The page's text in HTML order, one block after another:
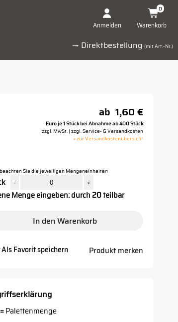
Anmelden Warenkorb
0
→ Direktbestellung (mit Art.-Nr.)
ab 1,60 €
Euro je 1 Stück bei Abnahme ab 400 Stück
zzgl. MwSt. | zzgl. Service- & Versandkosten
> zur Versandkostenübersicht
Sie die jeweiligen Mengeneinheiten
- +
Menge eingeben: durch 20 teilbar
In den Warenkorb
Als Favorit speichern
Platzhalter
Produkt merken
Palettenmenge